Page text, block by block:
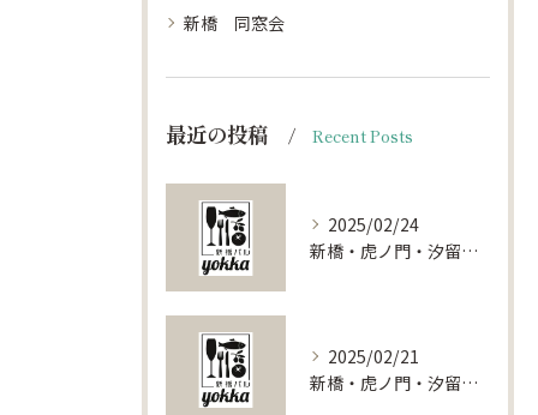
新橋 同窓会
最近の投稿 Recent Posts
2025/02/24
新橋・虎ノ門・汐留で叶える特別な夜！貸切レストランの魅力をご紹介
2025/02/21
新橋・虎ノ門・汐留で叶える特別な宴会！貸切スポット徹底ガイド